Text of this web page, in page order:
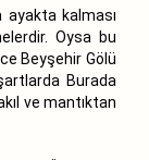
ayakta kalması
Oysa bu
Beyşehir Gölü
Burada
ve mantıktan